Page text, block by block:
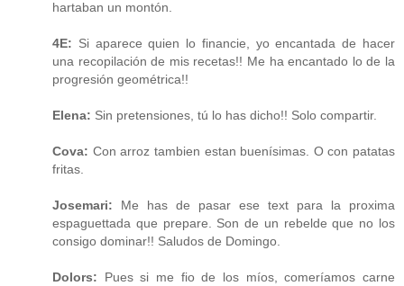
hartaban un montón.
4E: Si aparece quien lo financie, yo encantada de hacer
una recopilación de mis recetas!! Me ha encantado lo de la
progresión geométrica!!
Elena: Sin pretensiones, tú lo has dicho!! Solo compartir.
Cova: Con arroz tambien estan buenísimas. O con patatas
fritas.
Josemari: Me has de pasar ese text para la proxima
espaguettada que prepare. Son de un rebelde que no los
consigo dominar!! Saludos de Domingo.
Dolors: Pues si me fio de los míos, comeríamos carne